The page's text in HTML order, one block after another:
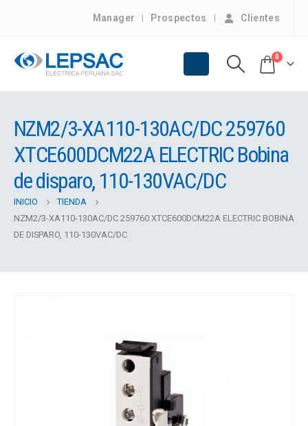
Manager Prospectos Clientes
0
NZM2/3-XA110-130AC/DC 259760
XTCE600DCM22A ELECTRIC Bobina
de disparo, 110-130VAC/DC
INICIO
TIENDA
NZM2/3-XA110-130AC/DC 259760 XTCE600DCM22A ELECTRIC BOBINA
DE DISPARO, 110-130VAC/DC